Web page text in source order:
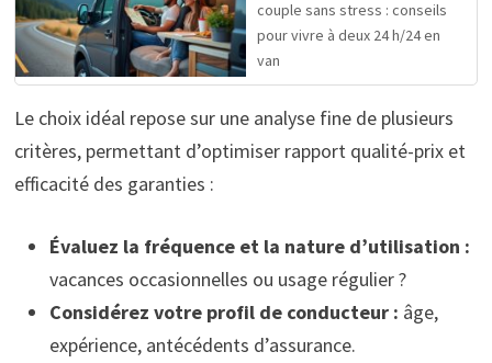
couple sans stress : conseils
pour vivre à deux 24 h/24 en
van
Le choix idéal repose sur une analyse fine de plusieurs
critères, permettant d’optimiser rapport qualité-prix et
efficacité des garanties :
Évaluez la fréquence et la nature d’utilisation :
vacances occasionnelles ou usage régulier ?
Considérez votre profil de conducteur : âge,
expérience, antécédents d’assurance.